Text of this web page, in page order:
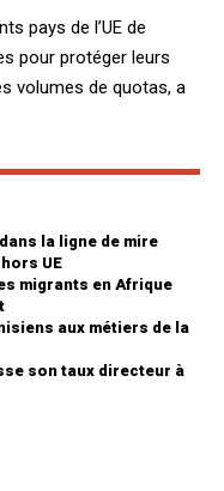
pays de l’UE de
pour protéger leurs
volumes de quotas, a
la ligne de mire
UE
migrants en Afrique
aux métiers de la
son taux directeur à